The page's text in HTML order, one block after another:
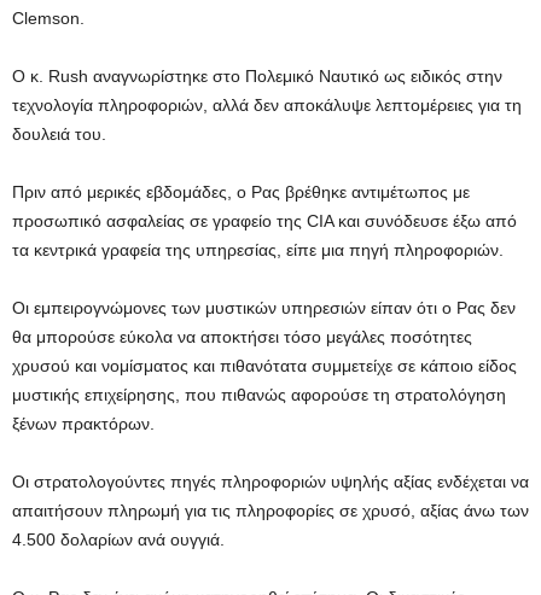
Clemson.
Ο κ. Rush αναγνωρίστηκε στο Πολεμικό Ναυτικό ως ειδικός στην
τεχνολογία πληροφοριών, αλλά δεν αποκάλυψε λεπτομέρειες για τη
δουλειά του.
Πριν από μερικές εβδομάδες, ο Ρας βρέθηκε αντιμέτωπος με
προσωπικό ασφαλείας σε γραφείο της CIA και συνόδευσε έξω από
τα κεντρικά γραφεία της υπηρεσίας, είπε μια πηγή πληροφοριών.
Οι εμπειρογνώμονες των μυστικών υπηρεσιών είπαν ότι ο Ρας δεν
θα μπορούσε εύκολα να αποκτήσει τόσο μεγάλες ποσότητες
χρυσού και νομίσματος και πιθανότατα συμμετείχε σε κάποιο είδος
μυστικής επιχείρησης, που πιθανώς αφορούσε τη στρατολόγηση
ξένων πρακτόρων.
Οι στρατολογούντες πηγές πληροφοριών υψηλής αξίας ενδέχεται να
απαιτήσουν πληρωμή για τις πληροφορίες σε χρυσό, αξίας άνω των
4.500 δολαρίων ανά ουγγιά.